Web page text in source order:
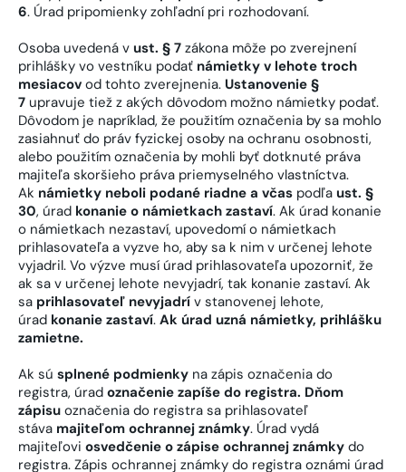
6. Úrad pripomienky zohľadní pri rozhodovaní.
Osoba uvedená v ust. § 7 zákona môže po zverejnení
prihlášky vo vestníku podať námietky v lehote troch
mesiacov od tohto zverejnenia. Ustanovenie §
7 upravuje tiež z akých dôvodom možno námietky podať.
Dôvodom je napríklad, že použitím označenia by sa mohlo
zasiahnuť do práv fyzickej osoby na ochranu osobnosti,
alebo použitím označenia by mohli byť dotknuté práva
majiteľa skoršieho práva priemyselného vlastníctva.
Ak námietky neboli podané riadne a včas podľa ust. §
30, úrad konanie o námietkach zastaví. Ak úrad konanie
o námietkach nezastaví, upovedomí o námietkach
prihlasovateľa a vyzve ho, aby sa k nim v určenej lehote
vyjadril. Vo výzve musí úrad prihlasovateľa upozorniť, že
ak sa v určenej lehote nevyjadrí, tak konanie zastaví. Ak
sa prihlasovateľ nevyjadrí v stanovenej lehote,
úrad konanie zastaví. Ak úrad uzná námietky, prihlášku
zamietne.
Ak sú splnené podmienky na zápis označenia do
registra, úrad označenie zapíše do registra. Dňom
zápisu označenia do registra sa prihlasovateľ
stáva majiteľom ochrannej známky. Úrad vydá
majiteľovi osvedčenie o zápise ochrannej známky do
registra. Zápis ochrannej známky do registra oznámi úrad